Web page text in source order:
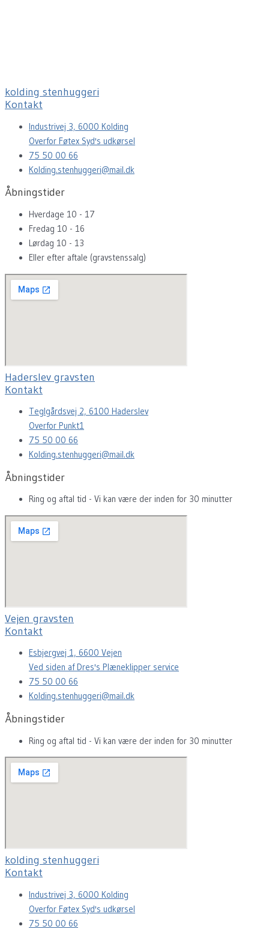
kolding stenhuggeri
Kontakt
Industrivej 3, 6000 Kolding
Overfor Føtex Syd's udkørsel
75 50 00 66
Kolding.stenhuggeri@mail.dk
Åbningstider
Hverdage 10 - 17
Fredag 10 - 16
Lørdag 10 - 13
Eller efter aftale (gravstenssalg)
Haderslev gravsten
Kontakt
Teglgårdsvej 2, 6100 Haderslev
Overfor Punkt1
75 50 00 66
Kolding.stenhuggeri@mail.dk
Åbningstider
Ring og aftal tid - Vi kan være der inden for 30 minutter
Vejen gravsten
Kontakt
Esbjergvej 1, 6600 Vejen
Ved siden af Dres's Plæneklipper service
75 50 00 66
Kolding.stenhuggeri@mail.dk
Åbningstider
Ring og aftal tid - Vi kan være der inden for 30 minutter
kolding stenhuggeri
Kontakt
Industrivej 3, 6000 Kolding
Overfor Føtex Syd's udkørsel
75 50 00 66